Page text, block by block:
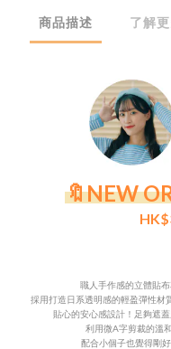
商品描述 了解
🔖NEW
職人手作感的立體貼
採用打造日系透明感的輕盈彈性材
貼心的安心感設計！足夠遮
利用微A字剪裁的溫
配合小個子也覺得剛